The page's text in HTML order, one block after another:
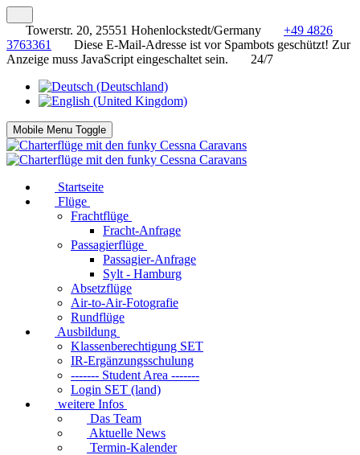
Towerstr. 20, 25551 Hohenlockstedt/Germany
+49 4826
3763361
Diese E-Mail-Adresse ist vor Spambots geschützt! Zur
Anzeige muss JavaScript eingeschaltet sein.
24/7
Mobile Menu Toggle
Startseite
Flüge
Frachtflüge
Fracht-Anfrage
Passagierflüge
Passagier-Anfrage
Sylt - Hamburg
Absetzflüge
Air-to-Air-Fotografie
Rundflüge
Ausbildung
Klassenberechtigung SET
IR-Ergänzungsschulung
------- Student Area -------
Login SET (land)
weitere Infos
Das Team
Aktuelle News
Termin-Kalender